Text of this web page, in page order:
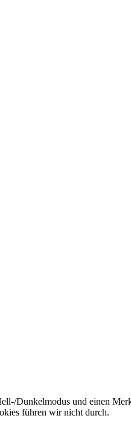
Dunkelmodus und einen
führen wir nicht durch.